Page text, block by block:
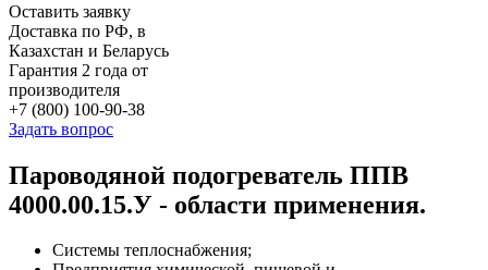
Оставить заявку
Доставка по РФ, в
Казахстан и Беларусь
Гарантия 2 года от
производителя
+7 (800) 100-90-38
Задать вопрос
Пароводяной подогреватель ППВ
4000.00.15.У - области применения.
Системы теплоснабжения;